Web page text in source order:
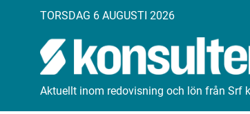
TORSDAG 6 AUGUSTI 2026
Aktuellt inom redovisning och lön från Srf